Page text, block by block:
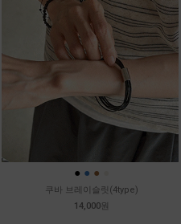
● ● ●
쿠바 브레이슬릿(4type)
14,000원